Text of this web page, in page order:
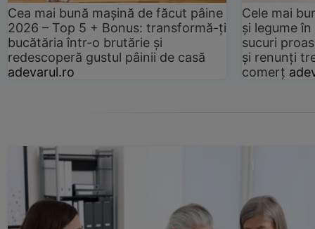
Cea mai bună mașină de făcut pâine
2026 – Top 5 + Bonus: transformă-ți
bucătăria într-o brutărie și
redescoperă gustul pâinii de casă
adevarul.ro
Cele mai
și legume
sucuri
și renunți
comerț